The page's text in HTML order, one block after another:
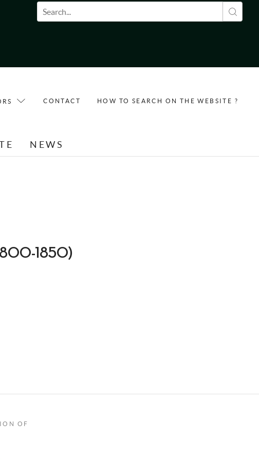
Search form
CONTACT HOW TO SEARCH ON THE WEBSITE ?
NEWS
(1800-1850)
OF